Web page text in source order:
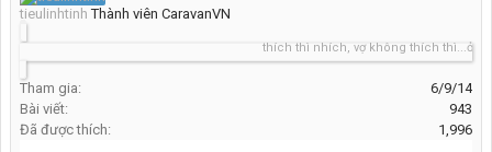
tieulinhtinh Thành viên CaravanVN
thích thì nhích, vợ không thích thì...ở nhà
Tham gia:
6/9/14
Bài viết:
943
Đã được thích:
1,996